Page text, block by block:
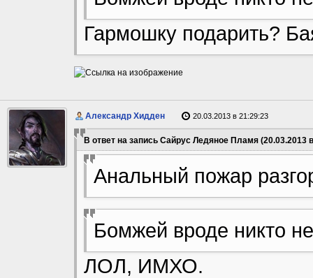
Гармошку подарить?
Александр Хидден 20.03.2013 в 21:29:23
В ответ на запись Сайрус Ледяное Пламя (20.03.2013
Анальный пожар
Бомжей вроде никто
ЛОЛ, ИМХО.